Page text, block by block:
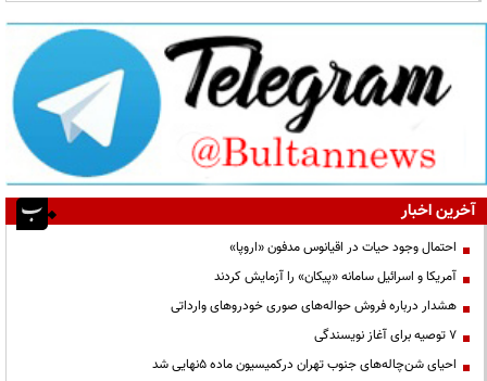
آخرین اخبار
احتمال وجود حیات در اقیانوس مدفون «اروپا»
آمریکا و اسرائیل سامانه «پیکان» را آزمایش کردند
هشدار درباره فروش حواله‌های صوری خودروهای وارداتی
۷ توصیه برای آغاز نویسندگی
احیای شن‌چاله‌های جنوب تهران درکمیسیون ماده ۵نهایی شد